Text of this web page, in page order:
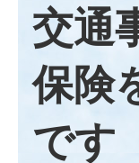
交通
保険
です